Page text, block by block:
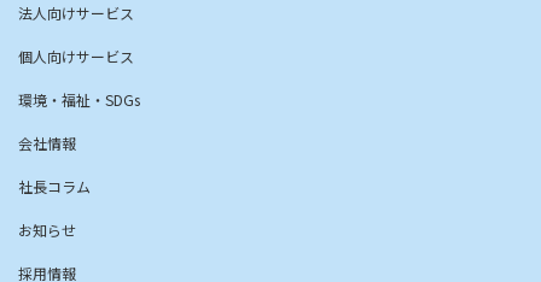
法人向けサービス
個人向けサービス
環境・福祉・SDGs
会社情報
社長コラム
お知らせ
採用情報